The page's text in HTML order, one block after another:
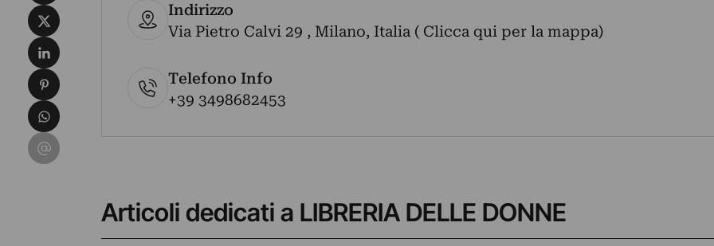
Indirizzo
Via Pietro Calvi 29 , Milano, Italia ( Clicca qui per la mappa)
Telefono Info
+39 3498682453
Articoli dedicati a LIBRERIA DELLE DONNE
Condividi su X
Condividi su LinkedIn
Condividi su Pinterest
Condividi su WhatsApp
Condividi su Email